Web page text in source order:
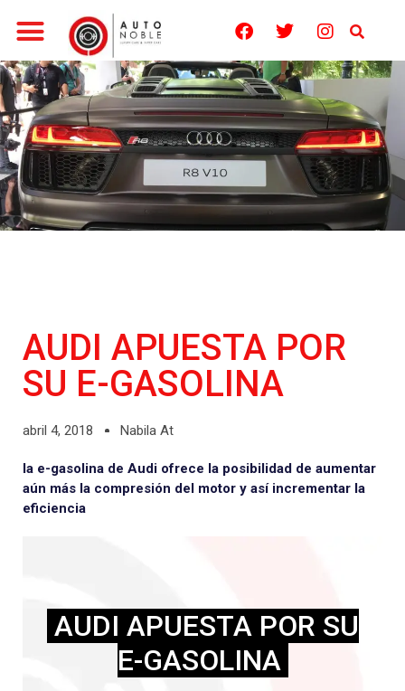
AUDI APUESTA POR
SU E-GASOLINA
abril 4, 2018 Nabila At
la e-gasolina de Audi ofrece la posibilidad de aumentar
aún más la compresión del motor y así incrementar la
eficiencia
AUDI APUESTA POR SU
E-GASOLINA